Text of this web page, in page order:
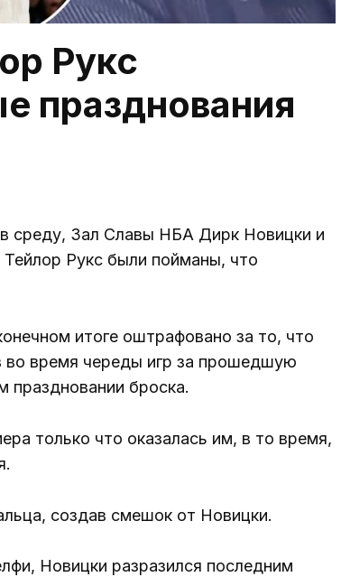
Рукс
празднования
среду, Зал Славы НБА Дирк Новицки и
Рукс были пойманы, что
итоге оштрафовано за то, что
во время череды игр за прошедшую
броска.
только что оказалась им, в то время,
создав смешок от Новицки.
Новицки разразился последним